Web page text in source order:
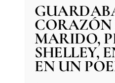
CORAZÓN
MARIDO,
SHELLEY,
EN UN